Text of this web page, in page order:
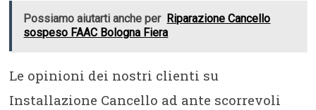
Possiamo aiutarti anche per Riparazione Cancello
sospeso FAAC Bologna Fiera
Le opinioni dei nostri clienti su
Installazione Cancello ad ante scorrevoli